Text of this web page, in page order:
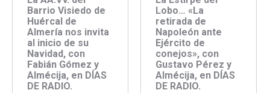
Barrio Visiedo de
Huércal de
Almería nos invita
al inicio de su
Navidad, con
Fabián Gómez y
Almécija, en DÍAS
DE RADIO.
Lobo… «La
retirada de
Napoleón ante
Ejército de
conejos», con
Gustavo Pérez y
Almécija, en DÍAS
DE RADIO.